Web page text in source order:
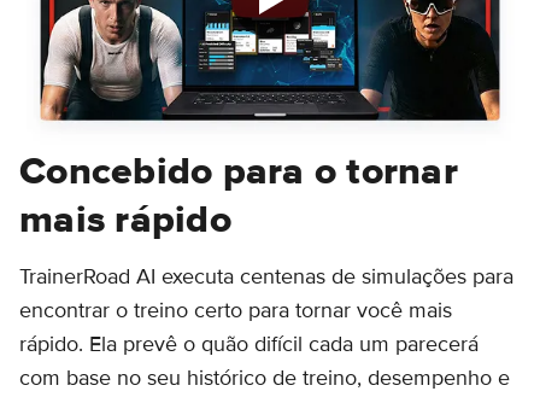
Concebido para o tornar
mais rápido
TrainerRoad AI executa centenas de simulações para
encontrar o treino certo para tornar você mais
rápido. Ela prevê o quão difícil cada um parecerá
com base no seu histórico de treino, desempenho e